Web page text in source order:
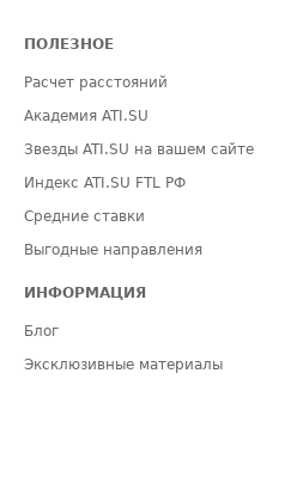
ПОЛЕЗНОЕ
Расчет расстояний
Академия ATI.SU
Звезды ATI.SU на вашем сайте
Индекс ATI.SU FTL РФ
Средние ставки
Выгодные направления
ИНФОРМАЦИЯ
Блог
Эксклюзивные материалы